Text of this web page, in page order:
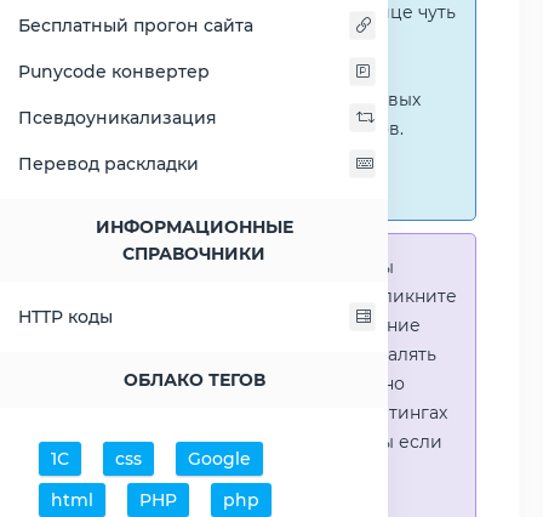
Бесплатный прогон сайта
Punycode конвертер
Псевдоуникализация
Перевод раскладки
ИНФОРМАЦИОННЫЕ
СПРАВОЧНИКИ
HTTP коды
ОБЛАКО ТЕГОВ
1С css
Google
html
PHP
php
На этой странице чуть
графические сравнения
количественных и числовых
параметров процессоров.
Перейти к наглядным
Справка:Для того что-бы
выделить процессор - кликните
на его название. Выделение
позволяет выборочно удалять
процессоры или наглядно
видеть результаты в рейтингах
(Во избежении путаницы если
в таблице несколько
процессоров)